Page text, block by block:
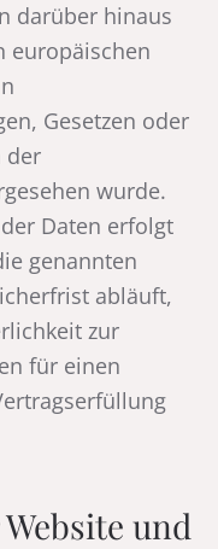
darüber hinaus
europäischen
Gesetzen oder
der
wurde.
Daten erfolgt
genannten
abläuft,
zur
für einen
und